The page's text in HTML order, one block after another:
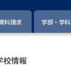
料請求 学部・学科
校情報